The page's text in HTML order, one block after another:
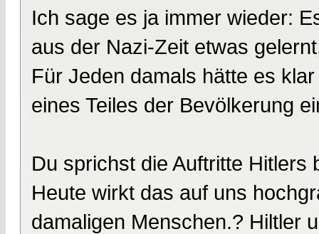
Ich sage es ja immer wieder:
aus der Nazi-Zeit etwas
Für Jeden damals hätte es
eines Teiles der Bevölkerung
Du sprichst die Auftritte Hitlers
Heute wirkt das auf uns
damaligen Menschen.? Hiltler